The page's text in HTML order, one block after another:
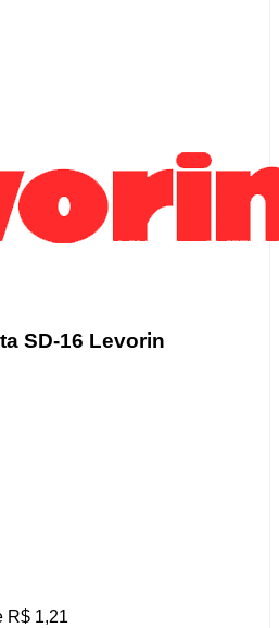
SD-16 Levorin
R$ 1,21